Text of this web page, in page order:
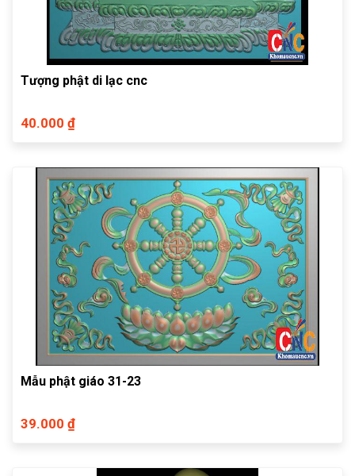
Tượng phật di lạc cnc
40.000 ₫
Mẫu phật giáo 31-23
39.000 ₫